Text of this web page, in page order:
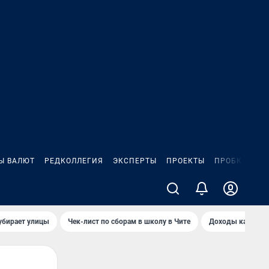
ВАЛЮТ РЕДКОЛЛЕГИЯ ЭКСПЕРТЫ ПРОЕКТЫ ПРОБКИ
улицы Чек-лист по сборам в школу в Чите Доходы